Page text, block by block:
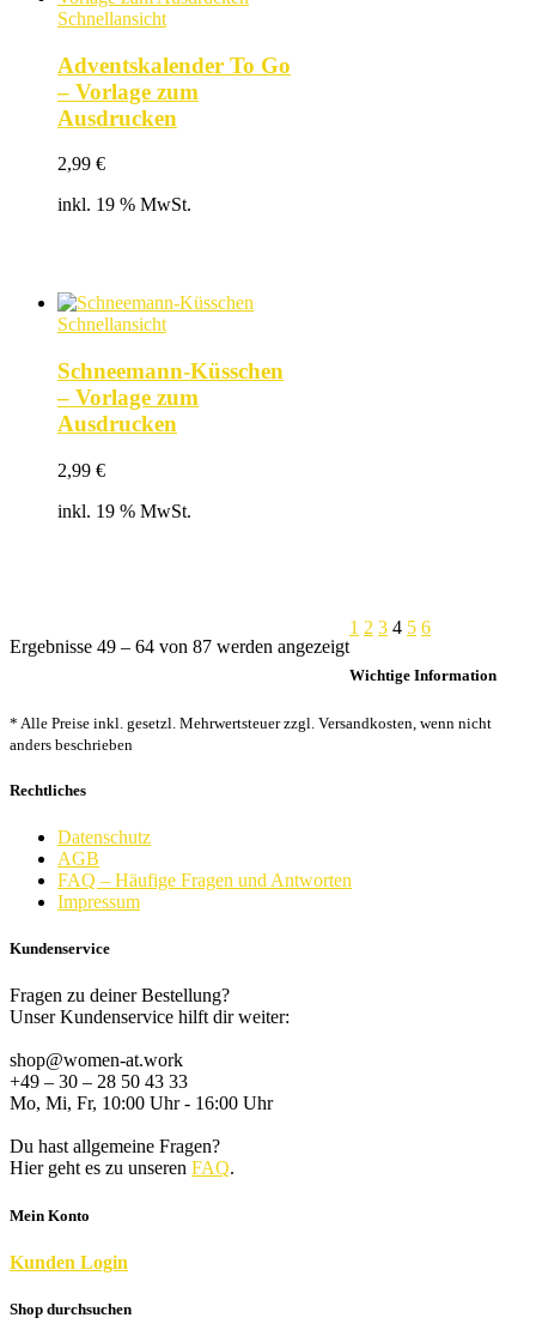
Schnellansicht
Adventskalender To Go
– Vorlage zum
Ausdrucken
2,99 €
inkl. 19 % MwSt.
Schnellansicht
Schneemann-Küsschen
– Vorlage zum
Ausdrucken
2,99 €
inkl. 19 % MwSt.
Ergebnisse 49 – 64 von 87 werden angezeigtNach
Beliebtheit
sortiert
1 2 3 4 5 6
Wichtige Information
* Alle Preise inkl. gesetzl. Mehrwertsteuer zzgl. Versandkosten, wenn nicht
anders beschrieben
Rechtliches
Datenschutz
AGB
FAQ – Häufige Fragen und Antworten
Impressum
Kundenservice
Fragen zu deiner Bestellung?
Unser Kundenservice hilft dir weiter:
shop@women-at.work
+49 – 30 – 28 50 43 33
Mo, Mi, Fr, 10:00 Uhr - 16:00 Uhr
Du hast allgemeine Fragen?
Hier geht es zu unseren FAQ.
Mein Konto
Kunden Login
Shop durchsuchen